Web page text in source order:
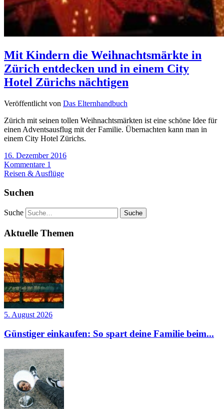
Mit Kindern die Weihnachtsmärkte in
Zürich entdecken und in einem City
Hotel Zürichs nächtigen
Veröffentlicht von Das Elternhandbuch
Zürich mit seinen tollen Weihnachtsmärkten ist eine schöne Idee für
einen Adventsausflug mit der Familie. Übernachten kann man in
einem City Hotel Zürichs.
16. Dezember 2016
Kommentare 1
Reisen & Ausflüge
Suchen
Suche
Aktuelle Themen
5. August 2026
Günstiger einkaufen: So spart deine Familie beim...